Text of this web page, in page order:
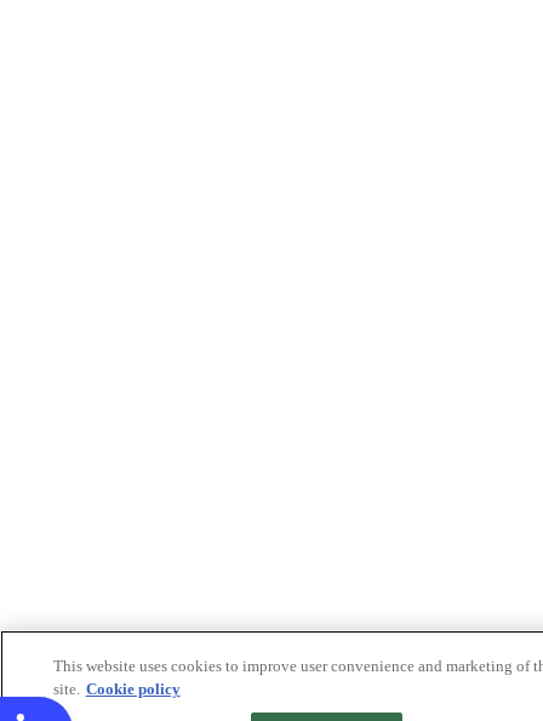
This website uses cookies to improve user convenience and marketing of
site. Cookie policy